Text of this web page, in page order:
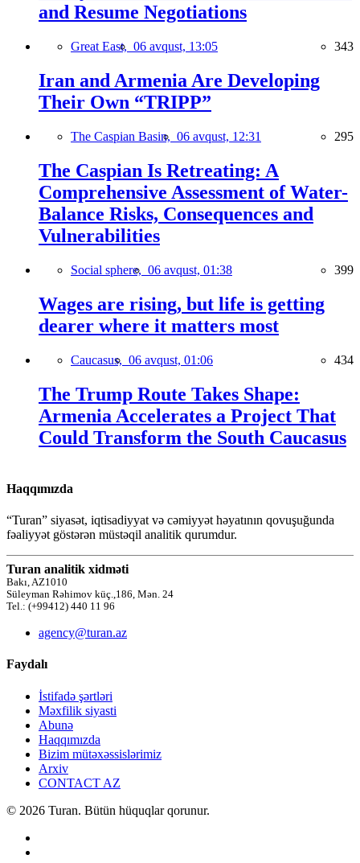
and Resume Negotiations
Great East, 06 avqust, 13:05 343
Iran and Armenia Are Developing
Their Own “TRIPP”
The Caspian Basin, 06 avqust, 12:31 295
The Caspian Is Retreating: A
Comprehensive Assessment of Water-
Balance Risks, Consequences and
Vulnerabilities
Social sphere, 06 avqust, 01:38 399
Wages are rising, but life is getting
dearer where it matters most
Caucasus, 06 avqust, 01:06 434
The Trump Route Takes Shape:
Armenia Accelerates a Project That
Could Transform the South Caucasus
Haqqımızda
“Turan” siyasət, iqtisadiyyat və cəmiyyət həyatının qovuşuğunda
fəaliyyət göstərən müstəqil analitik qurumdur.
Turan analitik xidməti
Bakı, AZ1010
Süleyman Rəhimov küç.,186, Mən. 24
Tel.: (+99412) 440 11 96
agency@turan.az
Faydalı
İstifadə şərtləri
Məxfilik siyasti
Abunə
Haqqımızda
Bizim mütəxəssislərimiz
Arxiv
CONTACT AZ
© 2026 Turan. Bütün hüquqlar qorunur.